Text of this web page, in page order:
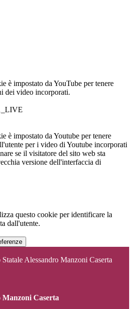
è impostato da YouTube per tenere
dei video incorporati.
è impostato da Youtube per tenere
per i video di Youtube incorporati
se il visitatore del sito web sta
versione dell'interfaccia di
questo cookie per identificare la
dall'utente.
Alessandro Manzoni Caserta
Manzoni Caserta